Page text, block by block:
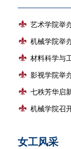
艺术学院举
机械学院举
材料科学与
影视学院举
七秩芳华启
机械学院召
女工风采